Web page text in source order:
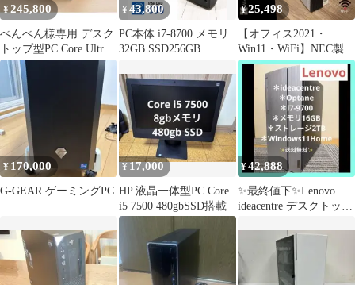
¥245,800
ぺんぺん様専用 デスク
トップ型PC Core Ultra 7
265
¥43,800
PC本体 i7-8700 メモリ
32GB SSD256GB
¥25,498
【オフィス2021・
Win11・WiFi】NEC製
PC 第10世代 SSD512
¥ 170,000
G-GEAR ゲーミングPC
¥17,000
HP 液晶一体型PC Core
i5 7500 480gbSSD搭載
¥42,888
✨️最終値下✨️Lenovo
ideacentre デスクトップ